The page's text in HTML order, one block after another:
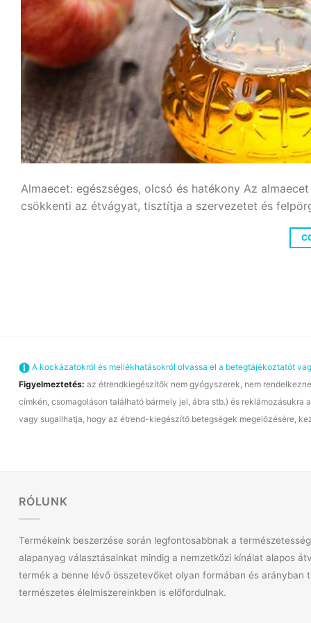
Almaecet: egészséges, olcsó és hatékony Az
csökkenti az étvágyat, tisztítja a szervezetet és
A kockázatokról és mellékhatásokról olvassa el a betegtájékoztatót
Figyelmeztetés: az étrendkiegészítők nem gyógyszerek, nem
címkén, csomagoláson található bármely jel, ábra stb.) és
vagy sugallhatja, hogy az étrend-kiegészítő betegségek megelőzésére,
RÓLUNK
Termékeink beszerzése során legfontosabbnak a
alapanyag választásainkat mindig a nemzetközi kínálat alapos
termék a benne lévő összetevőket olyan formában és arányban
természetes élelmiszereinkben is előfordulnak.